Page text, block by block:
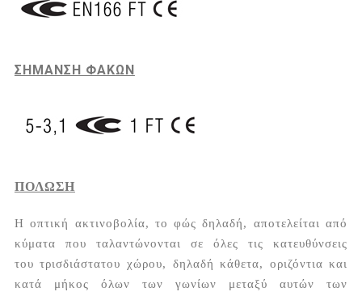
ΣΗΜΑΝΣΗ ΦΑΚΩΝ
ΠΟΛΩΣΗ
Η οπτική ακτινοβολία, το φώς δηλαδή, αποτελείται από
κύματα που ταλαντώνονται σε όλες τις κατευθύνσεις
του τρισδιάστατου χώρου, δηλαδή κάθετα, οριζόντια και
κατά μήκος όλων των γωνίων μεταξύ αυτών των